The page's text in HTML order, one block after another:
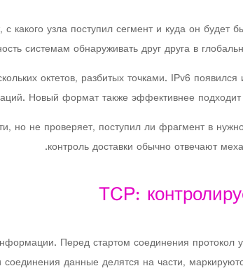
какого узла поступил сегмент и куда он будет
системам обнаруживать друг друга в
октетов, разбитых точками. IPv6
Новый формат также эффективнее
но не проверяет, поступил ли фрагмент в
контроль доставки обычно отвечают
TCP:
Перед стартом соединения протокол
данные делятся на части,